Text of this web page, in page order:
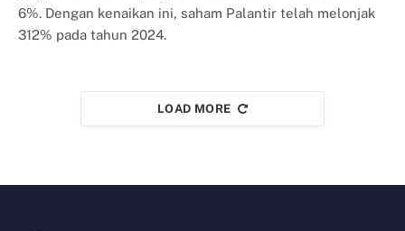
6%. Dengan kenaikan ini, saham Palantir telah melonjak
312% pada tahun 2024.
LOAD MORE